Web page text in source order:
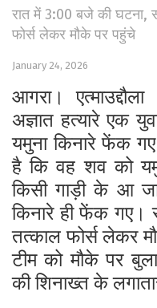
रात में 3:00 बजे की घटना,
फोर्स लेकर मौके पर पहुंचे
January 24, 2026
आगरा।
अज्ञात हत्यारे एक
यमुना किनारे फेंक
है कि वह शव को
किसी गाड़ी के आ
किनारे ही फेंक गए।
तत्काल फोर्स लेकर
टीम को मौके पर
की शिनाख्त के